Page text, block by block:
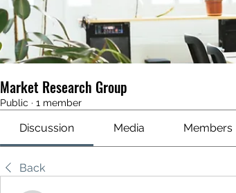
Market Research Group
Public · 1 member
Discussion Media Members
Back